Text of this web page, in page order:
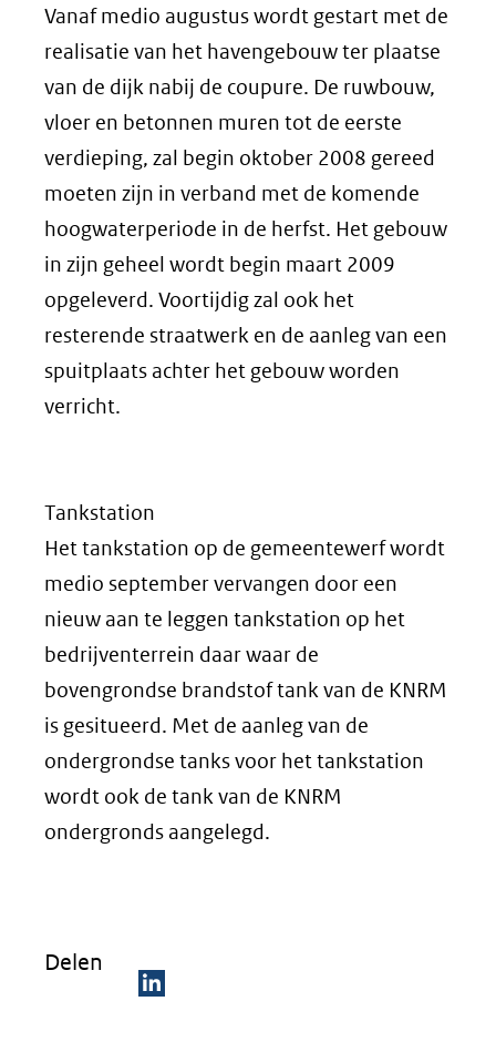
Vanaf medio augustus wordt gestart met de
realisatie van het havengebouw ter plaatse
van de dijk nabij de coupure. De ruwbouw,
vloer en betonnen muren tot de eerste
verdieping, zal begin oktober 2008 gereed
moeten zijn in verband met de komende
hoogwaterperiode in de herfst. Het gebouw
in zijn geheel wordt begin maart 2009
opgeleverd. Voortijdig zal ook het
resterende straatwerk en de aanleg van een
spuitplaats achter het gebouw worden
verricht.
Tankstation
Het tankstation op de gemeentewerf wordt
medio september vervangen door een
nieuw aan te leggen tankstation op het
bedrijventerrein daar waar de
bovengrondse brandstof tank van de KNRM
is gesitueerd. Met de aanleg van de
ondergrondse tanks voor het tankstation
wordt ook de tank van de KNRM
ondergronds aangelegd.
Delen